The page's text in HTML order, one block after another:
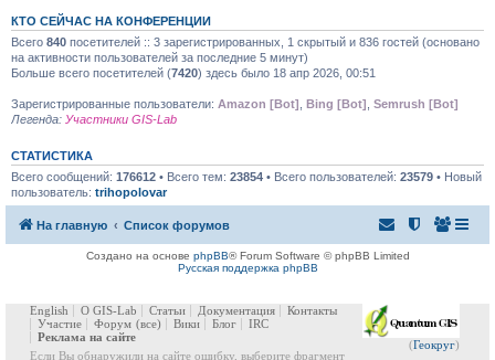
КТО СЕЙЧАС НА КОНФЕРЕНЦИИ
Всего 840 посетителей :: 3 зарегистрированных, 1 скрытый и 836 гостей (основано
на активности пользователей за последние 5 минут)
Больше всего посетителей (7420) здесь было 18 апр 2026, 00:51
Зарегистрированные пользователи: Amazon [Bot] Bing [Bot] Semrush [Bot]
Легенда: Участники GIS-Lab
СТАТИСТИКА
Всего сообщений: 176612 • Всего тем: 23854 • Всего пользователей: 23579 • Новый
пользователь: trihopolovar
На главную Список форумов
Создано на основе phpBB® Forum Software © phpBB Limited
Русская поддержка phpBB
(Геокруг)
English О GIS-Lab Статьи Документация
Контакты
Участие
Форум (все) Вики Блог
IRC
Реклама на сайте
Если Вы обнаружили на сайте ошибку, выберите фрагмент